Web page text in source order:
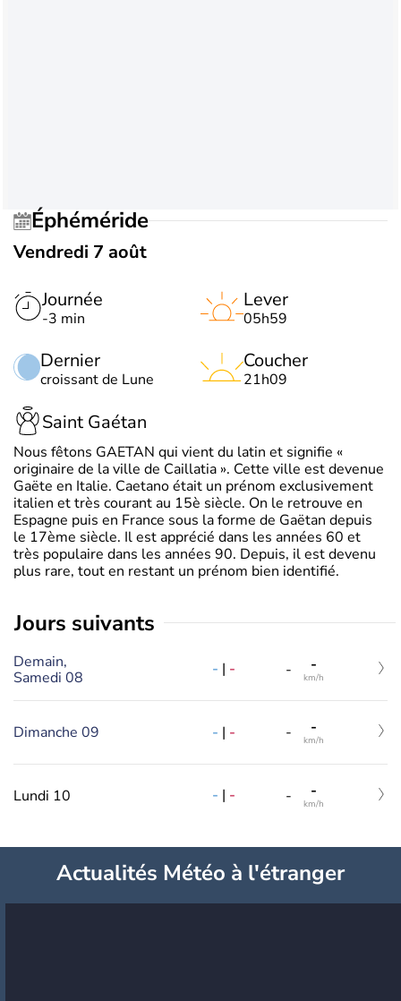
Éphéméride
Vendredi 7 août
Journée
-3 min
Dernier
croissant de Lune
Lever
05h59
Coucher
21h09
Saint Gaétan
Nous fêtons GAETAN qui vient du latin et signifie «
originaire de la ville de Caillatia ». Cette ville est devenue
Gaëte en Italie. Caetano était un prénom exclusivement
italien et très courant au 15è siècle. On le retrouve en
Espagne puis en France sous la forme de Gaëtan depuis
le 17ème siècle. Il est apprécié dans les années 60 et
très populaire dans les années 90. Depuis, il est devenu
plus rare, tout en restant un prénom bien identifié.
jours suivants
Demain,
Samedi 08
- | - - -
km/h
Dimanche 09 - | - - -
km/h
Lundi 10 - | - - -
km/h
Actualités Météo à l'étranger